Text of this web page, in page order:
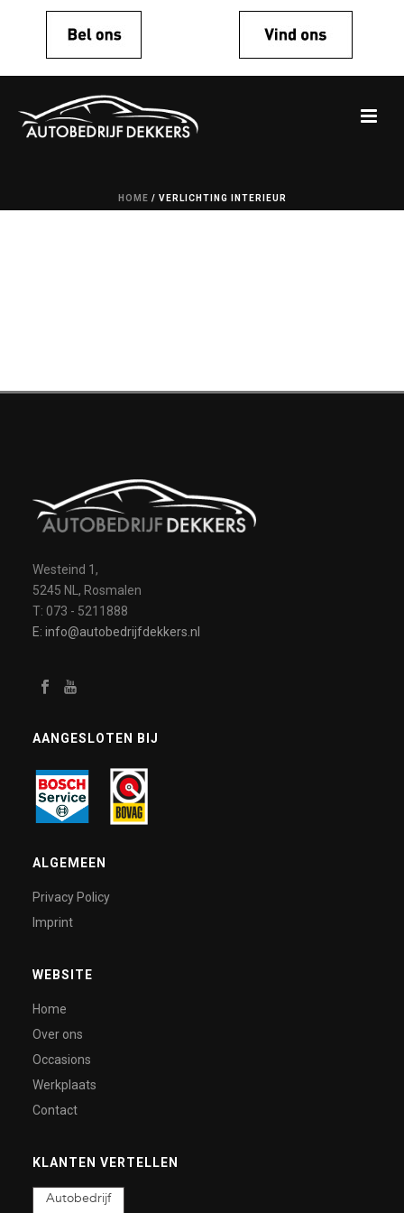
HOME / VERLICHTING INTERIEUR
Westeind 1,
5245 NL, Rosmalen
T: 073 - 5211888
E: info@autobedrijfdekkers.nl
AANGESLOTEN BIJ
ALGEMEEN
Privacy Policy
Imprint
WEBSITE
Home
Over ons
Occasions
Werkplaats
Contact
KLANTEN VERTELLEN
Autobedrijf